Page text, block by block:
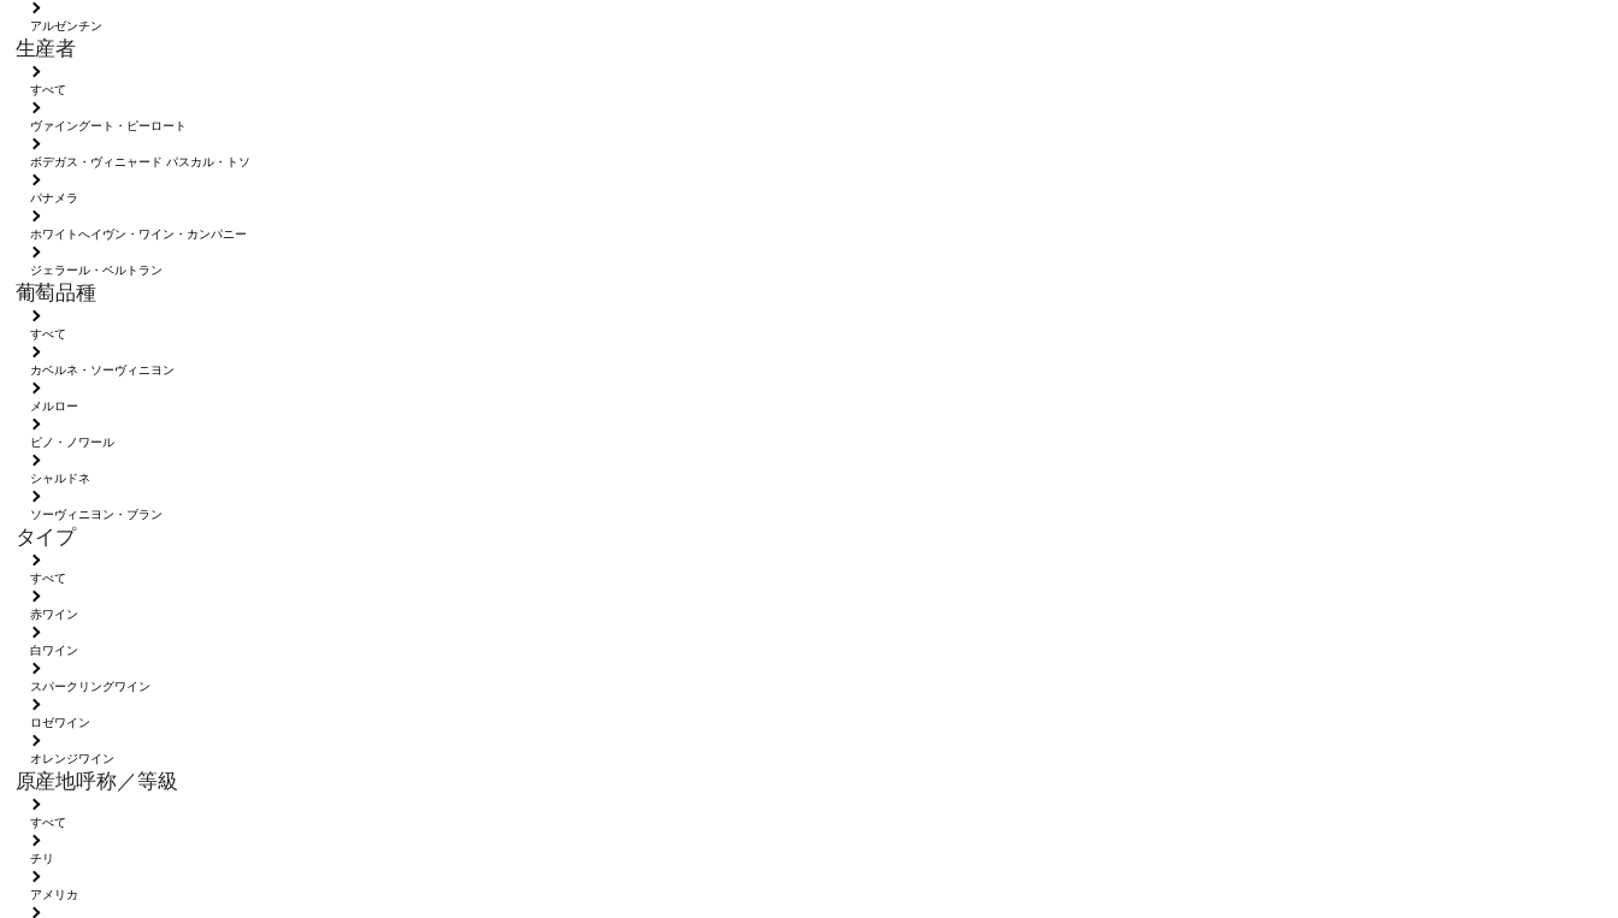
アルゼンチン
生産者
すべて
ヴァイングート・ピーロート
ボデガス・ヴィニャード パスカル・トソ
パナメラ
ホワイトへイヴン・ワイン・カンパニー
ジェラール・ベルトラン
葡萄品種
すべて
カベルネ・ソーヴィニヨン
メルロー
ピノ・ノワール
シャルドネ
ソーヴィニヨン・ブラン
タイプ
すべて
赤ワイン
白ワイン
スパークリングワイン
ロゼワイン
オレンジワイン
原産地呼称／等級
すべて
チリ
アメリカ